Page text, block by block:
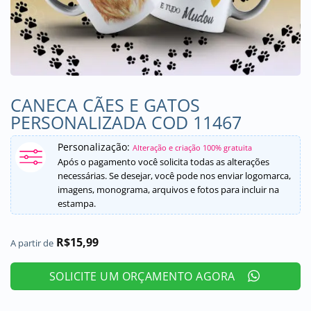
CANECA CÃES E GATOS
PERSONALIZADA COD 11467
Personalização: Alteração e criação 100% gratuita
Após o pagamento você solicita todas as alterações
necessárias. Se desejar, você pode nos enviar logomarca,
imagens, monograma, arquivos e fotos para incluir na
estampa.
A partir de R$15,99
SOLICITE UM ORÇAMENTO AGORA